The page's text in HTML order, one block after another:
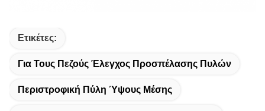
Ετικέτες:
Για Τους Πεζούς Έλεγχος Προσπέλασης Πυλών
Περιστροφική Πύλη Ύψους Μέσης